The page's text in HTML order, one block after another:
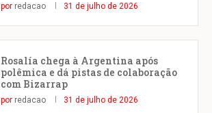
por redacao 31 de julho de 2026
Rosalía chega à Argentina após
polêmica e dá pistas de colaboração
com Bizarrap
por redacao 31 de julho de 2026